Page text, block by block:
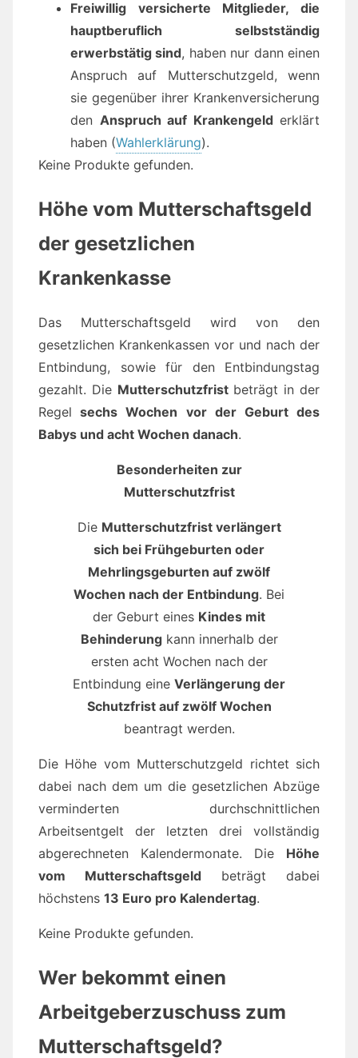
Freiwillig versicherte Mitglieder, die
hauptberuflich selbstständig
erwerbstätig sind, haben nur dann einen
Anspruch auf Mutterschutzgeld, wenn
sie gegenüber ihrer Krankenversicherung
den Anspruch auf Krankengeld erklärt
haben (Wahlerklärung).
Keine Produkte gefunden.
Höhe vom Mutterschaftsgeld
der gesetzlichen
Krankenkasse
Das Mutterschaftsgeld wird von den
gesetzlichen Krankenkassen vor und nach der
Entbindung, sowie für den Entbindungstag
gezahlt. Die Mutterschutzfrist beträgt in der
Regel sechs Wochen vor der Geburt des
Babys und acht Wochen danach.
Besonderheiten zur
Mutterschutzfrist
Die Mutterschutzfrist verlängert
sich bei Frühgeburten oder
Mehrlingsgeburten auf zwölf
Wochen nach der Entbindung. Bei
der Geburt eines Kindes mit
Behinderungkann innerhalb der
ersten acht Wochen nach der
Entbindung eine Verlängerung der
Schutzfrist auf zwölf Wochen
beantragt werden.
Die Höhe vom Mutterschutzgeld richtet sich
dabei nach dem um die gesetzlichen Abzüge
verminderten durchschnittlichen
Arbeitsentgelt der letzten drei vollständig
abgerechneten Kalendermonate. Die Höhe
vom Mutterschaftsgeld beträgt dabei
höchstens 13 Euro pro Kalendertag.
Keine Produkte gefunden.
Wer bekommt einen
Arbeitgeberzuschuss zum
Mutterschaftsgeld?